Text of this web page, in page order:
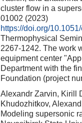
cluster flow in a
01002 (2023)
https://doi.org/
Thermophysical
2267-1242. The work
equipment center
Department with the
Foundation (project
Alexandr Zarvin, Kirill
Khudozhitkov,
Modeling supersonic